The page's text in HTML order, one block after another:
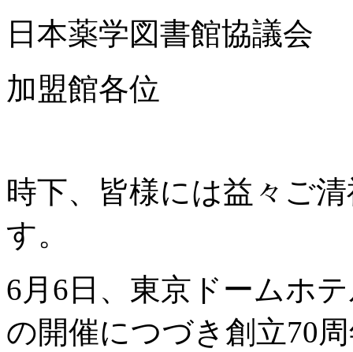
日本薬学図書館協議会
加盟館各位
時下、皆様には益々ご
す。
6月6日、東京ドームホ
の開催につづき創立70